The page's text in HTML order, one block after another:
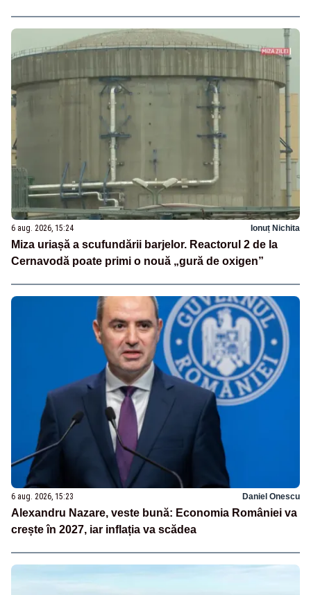
6 aug. 2026, 15:24 Ionuț Nichita
Miza uriașă a scufundării barjelor. Reactorul 2 de la
Cernavodă poate primi o nouă „gură de oxigen”
6 aug. 2026, 15:23 Daniel Onescu
Alexandru Nazare, veste bună: Economia României va
crește în 2027, iar inflația va scădea